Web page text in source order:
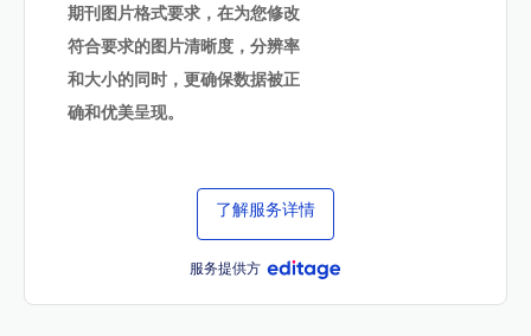
期刊图片格式要求，在为您修改
符合要求的图片清晰度，分辨率
和大小的同时，更确保数据被正
确和优美呈现。
了解服务详情
服务提供方